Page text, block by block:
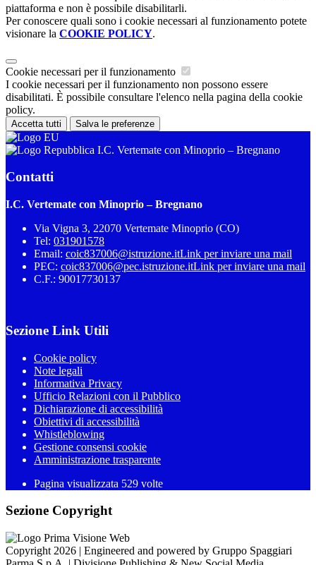
piattaforma e non è possibile disabilitarli.
Per conoscere quali sono i cookie necessari al funzionamento potete
visionare la COOKIE POLICY.
Cookie necessari per il funzionamento
I cookie necessari per il funzionamento non possono essere
disabilitati. È possibile consultare l'elenco nella pagina della cookie
policy.
Accetta tutti Salva le preferenze
I.C. Vertemate con Minoprio – Bregnano
Contatti
I.C. Vertemate con Minoprio – Bregnano
Via Vigna 3, 22070 Vertemate Minoprio (CO)
Tel: 031901578
Email: coic837006@istruzione.itLink per inviare una mail
PEC: coic837006@pec.istruzione.itLink per inviare una mail
C.F.: 90017730137
Sezione Link Utili
Cookie policy
Note legali
Informativa Privacy
Ufficio Relazioni con il Pubblico
Dichiarazione di accessibilità
Obiettivi di accessibilità
Whistleblowing
Gestione consensi cookie
Amministrazione trasparente
Pagina visualizzata 529 volte
Sezione Copyright
Copyright 2026 | Engineered and powered by Gruppo Spaggiari